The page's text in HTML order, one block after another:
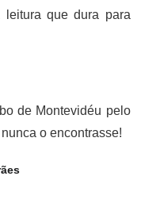
leitura que dura para
de Montevidéu pelo
o encontrasse!